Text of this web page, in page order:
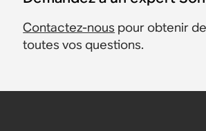
Contactez-nous pour obtenir
toutes vos questions.